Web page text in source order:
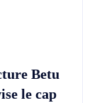
Betu
le cap